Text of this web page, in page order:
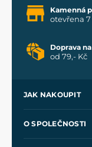
Kamenná
otevřena
Doprava
od 79,- Kč
JAK NAKOUPIT
O SPOLEČNOSTI